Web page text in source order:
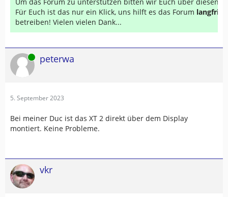
Für Euch ist das nur ein Klick, uns hilft es das Forum
betreiben! Vielen vielen Dank...
Online peterwa
5. September 2023
Bei meiner Duc ist das XT 2 direkt über dem Display
montiert. Keine Probleme.
vkr